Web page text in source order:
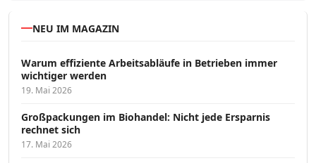
NEU IM MAGAZIN
Warum effiziente Arbeitsabläufe in Betrieben immer
wichtiger werden
19. Mai 2026
Großpackungen im Biohandel: Nicht jede Ersparnis
rechnet sich
17. Mai 2026